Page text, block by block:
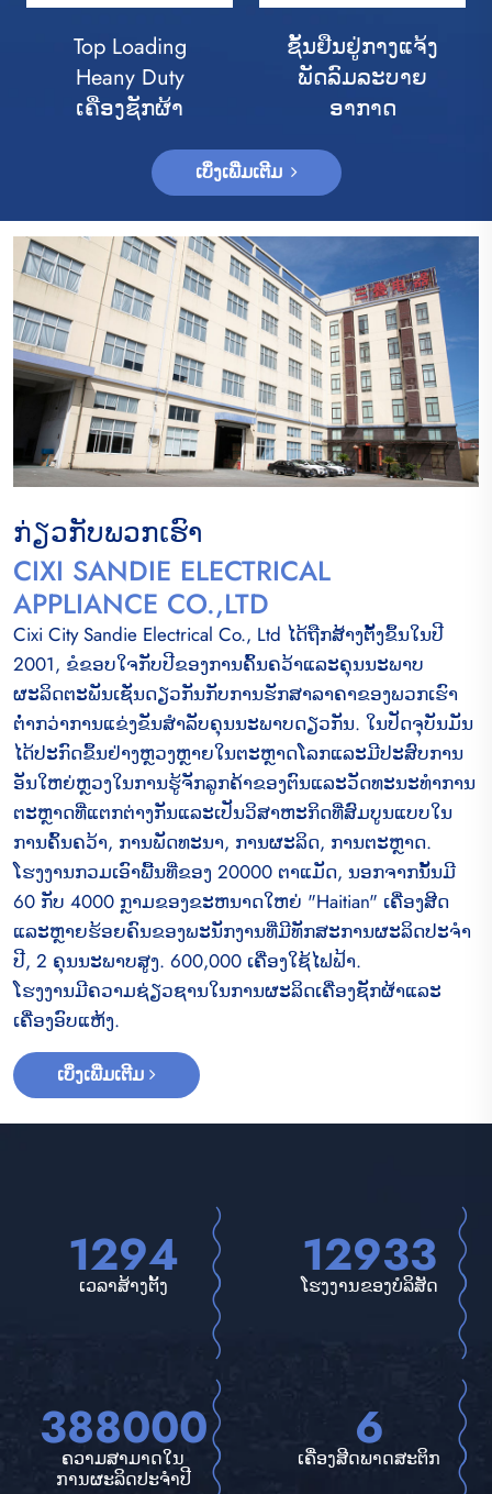
Top Loading
Heany Duty
ເຄື່ອງຊັກຜ້າ
ຊັ້ນຢືນຢູ່ກາງແຈ້ງ
ພັດລົມລະບາຍ
ອາກາດ
ເບິ່ງເພີ່ມເຕີມ
ກ່ຽວ​ກັບ​ພວກ​ເຮົາ
CIXI SANDIE ELECTRICAL
APPLIANCE CO.,LTD
Cixi City Sandie Electrical Co., Ltd ໄດ້ຖືກສ້າງຕັ້ງຂຶ້ນໃນປີ
2001, ຂໍຂອບໃຈກັບປີຂອງການຄົ້ນຄວ້າແລະຄຸນນະພາບ
ຜະລິດຕະພັນເຊັ່ນດຽວກັນກັບການຮັກສາລາຄາຂອງພວກເຮົາ
ຕ່ໍາກວ່າການແຂ່ງຂັນສໍາລັບຄຸນນະພາບດຽວກັນ. ໃນປັດຈຸບັນມັນ
ໄດ້ປະກົດຂຶ້ນຢ່າງຫຼວງຫຼາຍໃນຕະຫຼາດໂລກແລະມີປະສົບການ
ອັນໃຫຍ່ຫຼວງໃນການຮູ້ຈັກລູກຄ້າຂອງຕົນແລະວັດທະນະທໍາການ
ຕະຫຼາດທີ່ແຕກຕ່າງກັນແລະເປັນວິສາຫະກິດທີ່ສົມບູນແບບໃນ
ການຄົ້ນຄວ້າ, ການພັດທະນາ, ການຜະລິດ, ການຕະຫຼາດ.
ໂຮງງານກວມເອົາພື້ນທີ່ຂອງ 20000 ຕາແມັດ, ນອກຈາກນັ້ນມີ
60 ກັບ 4000 ກຼາມຂອງຂະຫນາດໃຫຍ່ "Haitian" ເຄື່ອງສີດ
ແລະຫຼາຍຮ້ອຍຄົນຂອງພະນັກງານທີ່ມີທັກສະການຜະລິດປະຈໍາ
ປີ, 2 ຄຸນນະພາບສູງ. 600,000 ເຄື່ອງໃຊ້ໄຟຟ້າ.
ໂຮງງານມີຄວາມຊ່ຽວຊານໃນການຜະລິດເຄື່ອງຊັກຜ້າແລະ
ເຄື່ອງອົບແຫ້ງ.
ເບິ່ງເພີ່ມເຕີມ
1788
ເວລາສ້າງຕັ້ງ 17867
ໂຮງງານຂອງບໍລິສັດ
536000
ຄວາມສາມາດໃນ
ການຜະລິດປະຈໍາປີ
9
ເຄື່ອງສີດພາດສະຕິກ